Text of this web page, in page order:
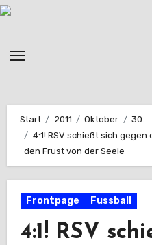
Zum
Start 2011 Oktober
30.
4:1! RSV schießt sich
den Frust von der Seele
Frontpage Fussball
4:1! RSV